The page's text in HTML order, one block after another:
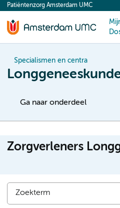
content
Patiëntenzorg Amsterdam UMC
Specialismen en centra
Ga naar onderdeel
Zorgverleners